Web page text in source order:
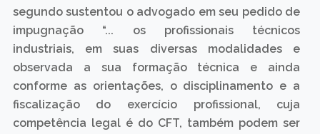
segundo sustentou o advogado em seu pedido de
impugnação “... os profissionais técnicos
industriais, em suas diversas modalidades e
observada a sua formação técnica e ainda
conforme as orientações, o disciplinamento e a
fiscalização do exercício profissional, cuja
competência legal é do CFT, também podem ser